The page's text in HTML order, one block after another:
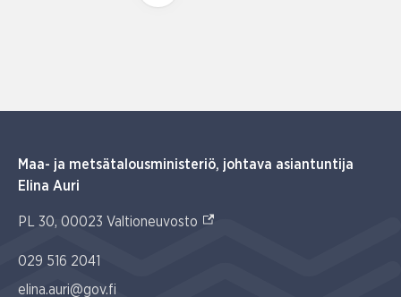
Maa- ja metsätalousministeriö, johtava asiantuntija
Elina Auri
PL 30, 00023 Valtioneuvosto (Ulkoinen linkki)
029 516 2041
elina.auri@gov.fi